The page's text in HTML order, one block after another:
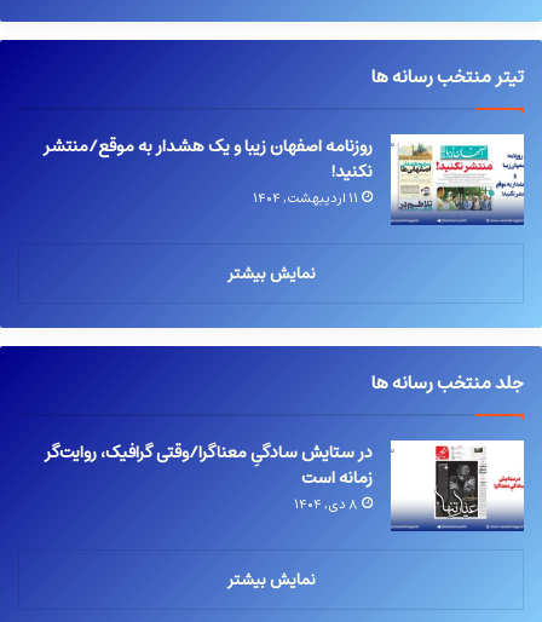
تیتر منتخب رسانه ها
روزنامه اصفهان زیبا و یک هشدار به موقع/منتشر
نکنید!
۱۱ اردیبهشت, ۱۴۰۴
نمایش بیشتر
جلد منتخب رسانه ها
در ستایش سادگیِ معناگرا/وقتی گرافیک، روایت‌گر
زمانه است
۸ دی, ۱۴۰۴
نمایش بیشتر